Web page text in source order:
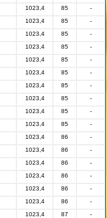
1023,4 85
-
1023,4 85
-
1023,4 85
-
1023,4 85
-
1023,4 85
-
1023,4 85
-
1023,4 85
-
1023,4 85
-
1023,4 85
-
1023,4 85
-
1023,4 86
-
1023,4 86
-
1023,4 86
-
1023,4 86
-
1023,4 86
-
1023,4 86
-
1023,4 87
-